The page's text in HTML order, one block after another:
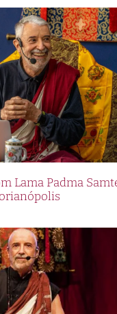
Lama Padma